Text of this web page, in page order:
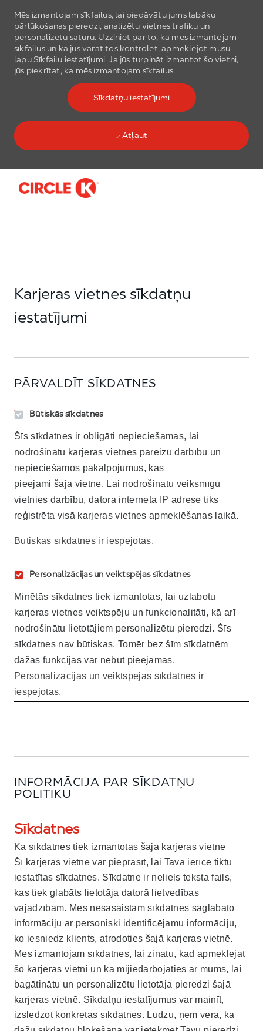
Mēs izmantojam sīkfailus, lai piedāvātu jums labāku
pārlūkošanas pieredzi, analizētu vietnes trafiku un
personalizētu saturu. Uzziniet par to, kā mēs izmantojam
sīkfailus un kā jūs varat tos kontrolēt, apmeklējot mūsu
lapu Sīkfailu iestatījumi. Ja jūs turpināt izmantot šo vietni,
jūs piekrītat, ka mēs izmantojam sīkfailus.
Sīkdatņu iestatījumi
Atļaut
Karjeras vietnes sīkdatņu
iestatījumi
PĀRVALDĪT SĪKDATNES
Būtiskās sīkdatnes
Šīs sīkdatnes ir obligāti nepieciešamas, lai
nodrošinātu karjeras vietnes pareizu darbību un
nepieciešamos pakalpojumus, kas
pieejami šajā vietnē. Lai nodrošinātu veiksmīgu
vietnies darbību, datora interneta IP adrese tiks
reģistrēta visā karjeras vietnes apmeklēšanas laikā.
Būtiskās sīkdatnes ir iespējotas.
Personalizācijas un veiktspējas sīkdatnes
Minētās sīkdatnes tiek izmantotas, lai uzlabotu
karjeras vietnes veiktspēju un funkcionalitāti, kā arī
nodrošinātu lietotājiem personalizētu pieredzi. Šīs
sīkdatnes nav būtiskas. Tomēr bez šīm sīkdatnēm
dažas funkcijas var nebūt pieejamas.
Personalizācijas un veiktspējas sīkdatnes ir
iespējotas.
INFORMĀCIJA PAR SĪKDATŅU
POLITIKU
Sīkdatnes
Kā sīkdatnes tiek izmantotas šajā karjeras vietnē
Šī karjeras vietne var pieprasīt, lai Tavā ierīcē tiktu
iestatītas sīkdatnes. Sīkdatne ir neliels teksta fails,
kas tiek glabāts lietotāja datorā lietvedības
vajadzībām. Mēs nesasaistām sīkdatnēs saglabāto
informāciju ar personiski identificējamu informāciju,
ko iesniedz klients, atrodoties šajā karjeras vietnē.
Mēs izmantojam sīkdatnes, lai zinātu, kad apmeklējat
šo karjeras vietni un kā mijiedarbojaties ar mums, lai
bagātinātu un personalizētu lietotāja pieredzi šajā
karjeras vietnē. Sīkdatņu iestatījumus var mainīt,
izslēdzot konkrētas sīkdatnes. Lūdzu, ņem vērā, ka